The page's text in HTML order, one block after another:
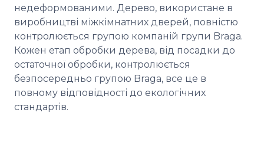
недеформованими. Дерево, використане в
виробництві міжкімнатних дверей, повністю
контролюється групою компаній групи Braga.
Кожен етап обробки дерева, від посадки до
остаточної обробки, контролюється
безпосередньо групою Braga, все це в
повному відповідності до екологічних
стандартів.